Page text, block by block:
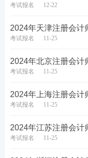
考试报名 12-22
2024年天津注册会计
考试报名 11-25
2024年北京注册会计
考试报名 11-25
2024年上海注册会计
考试报名 11-25
2024年江苏注册会计
考试报名 11-25